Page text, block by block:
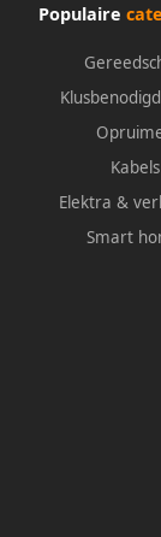
Populaire
Kabels
Elektra &
Smart